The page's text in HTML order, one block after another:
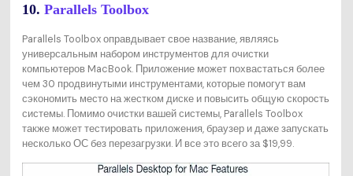
10. Parallels Toolbox
Parallels Toolbox оправдывает свое название, являясь
универсальным набором инструментов для очистки
компьютеров MacBook. Приложение может похвастаться более
чем 30 продвинутыми инструментами, которые помогут вам
сэкономить место на жестком диске и повысить общую скорость
системы. Помимо очистки вашей системы, Parallels Toolbox
также может тестировать приложения, браузер и даже запускать
несколько ОС без перезагрузки. И все это всего за $19,99.